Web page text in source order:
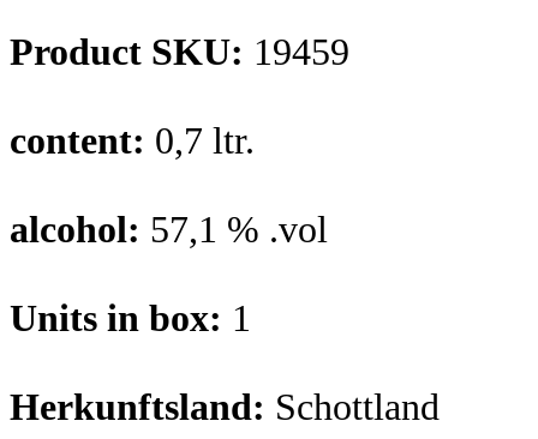
Product SKU: 19459
content: 0,7 ltr.
alcohol: 57,1 % .vol
Units in box: 1
Herkunftsland: Schottland